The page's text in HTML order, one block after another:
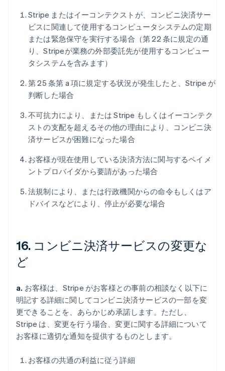
Stripe またはイーコンテクストが、コンビニ決済サー
ビスに関連して使用するコンピュータシステムの定期
または緊急保守を実行する場合（第 22 条に規定の通
り、Stripeが業務の外部委託先が使用するコンピュー
タシステムを含みます）
第 25 条第 a 項に規定する状況が発生したと、Stripe が
判断した場合
不可抗力により、または Stripe もしくはイーコンテク
ストの支配を超えるその他の理由により、コンビニ決
済サービスが困難になった場合
お客様が現在使用している決済方法に関与するペイメ
ントプロバイダから要請があった場合
法規制により、または行政機関からの命令もしくはア
ドバイスなどにより、停止が必要な場合
16. コンビニ決済サービスの変更な
ど
a. お客様は、Stripe がお客様との事前の相談なく以下に
明記する詳細に関してコンビニ決済サービスの一部を変
更できることを、あらかじめ承諾します。ただし、
Stripe は、変更を行う場合、変更に関する詳細について
お客様に適切な通知を提供するものとします。
お客様の共通の利益に従う詳細